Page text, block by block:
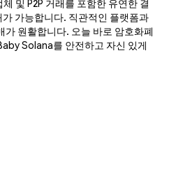
및 P2P 거래를 포함한 유연한 결
가능합니다. 직관적인 플랫폼과
가 원활합니다. 오늘 바로 암호화폐
Solana를 안전하고 자신 있게